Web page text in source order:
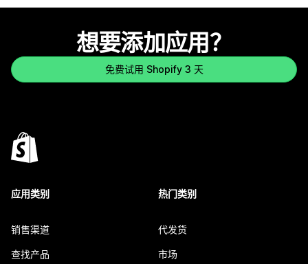
想要添加应用？
免费试用 Shopify 3 天
应用类别
销售渠道
查找产品
热门类别
代发货
市场